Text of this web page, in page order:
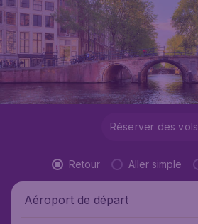
Réserver des vols
Retour Aller simple
Aéroport de départ